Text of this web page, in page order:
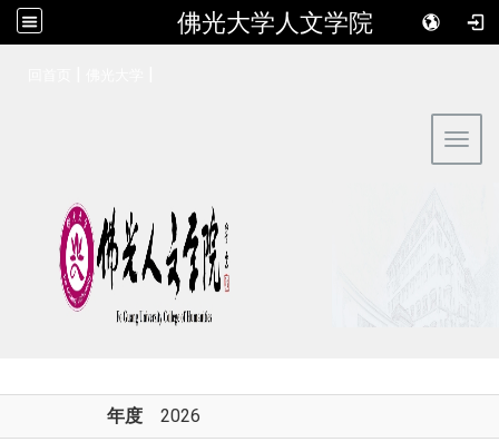
佛光大学人文学院
年度 2026